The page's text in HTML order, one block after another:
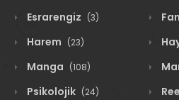
Esrarengiz (3)
Harem (23)
Manga (108)
Psikolojik (24)